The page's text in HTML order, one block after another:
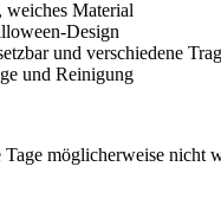
weiches Material
Design
und verschiedene
und Reinigung
Tage möglicherweise nicht